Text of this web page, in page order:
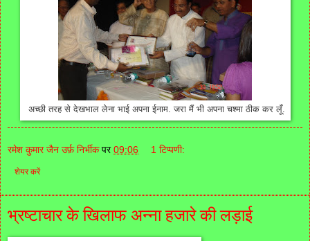
अच्छी तरह से देखभाल लेना भाई अपना ईनाम. जरा मैं भी अपना चश्मा ठीक कर लूँ.
रमेश कुमार जैन उर्फ़ निर्भीक पर09:06 1 टिप्पणी:
शेयर करें
भ्रष्टाचार के खिलाफ अन्ना हजारे की लड़ाई